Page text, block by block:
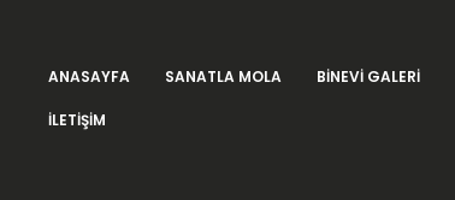
ANASAYFA SANATLA MOLA BINEVI GALERI
İLETIŞIM